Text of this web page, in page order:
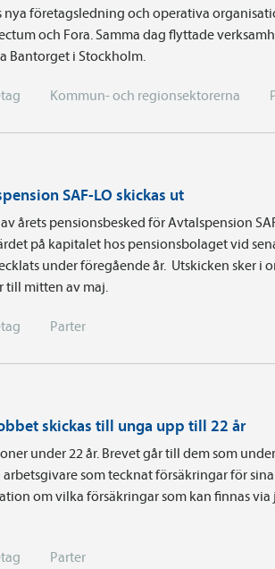
nya företagsledning och operativa
och Fora. Samma dag flyttade
Bantorget i Stockholm.
Kommun- och regionsektorerna
SAF-LO skickas ut
årets pensionsbesked för Avtalspension
på kapitalet hos pensionsbolaget vid
under föregående år. Utskicken sker i
till mitten av maj.
Parter
skickas till unga upp till 22 år
under 22 år. Brevet går till dem som
som tecknat försäkringar för sina
om vilka försäkringar som kan finnas
Parter